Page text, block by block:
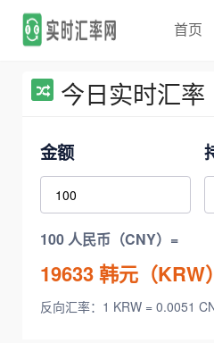
首页
今日实时汇率
金额
100 人民币（CNY）=
19633韩元（KRW）
反向汇率：1 KRW = 0.0051